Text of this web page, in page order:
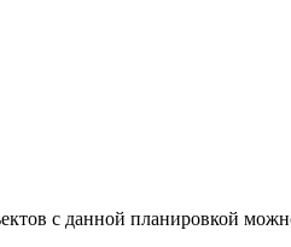
с данной планировкой